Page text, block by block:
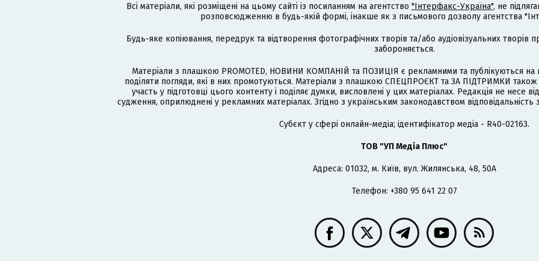
Всі матеріали, які розміщені на цьому сайті із посиланням на агентство "Інтерфакс-Україна", не
розповсюдженню в будь-якій формі, інакше як з письмового дозволу агентства
Будь-яке копіювання, передрук та відтворення фотографічних творів та/або аудіовізуальних
забороняється.
Матеріали з плашкою PROMOTED, НОВИНИ КОМПАНІЙ та ПОЗИЦІЯ є рекламними та публікуються на
поділяти погляди, які в них промотуються. Матеріали з плашкою СПЕЦПРОЄКТ та ЗА ПІДТРИМКИ
участь у підготовці цього контенту і поділяє думки, висловлені у цих матеріалах. Редакція не несе
судження, оприлюднені у рекламних матеріалах. Згідно з українським законодавством
Cубєкт у сфері онлайн-медіа; ідентифікатор медіа - R40-02163.
ТОВ "УП Медіа Плюс"
Адреса: 01032, м. Київ, вул. Жилянська, 48, 50А
Телефон: +380 95 641 22 07